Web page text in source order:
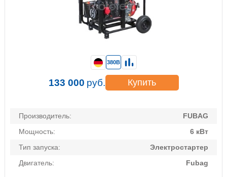
Производитель:
FUBAG
Мощность:
6 кВт
Тип запуска:
Электростартер
Двигатель:
Fubag
380В
133 000 руб. Купить